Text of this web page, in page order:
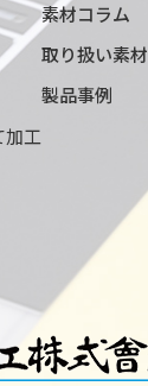
加工
素材コラム
取り扱い素材
製品事例